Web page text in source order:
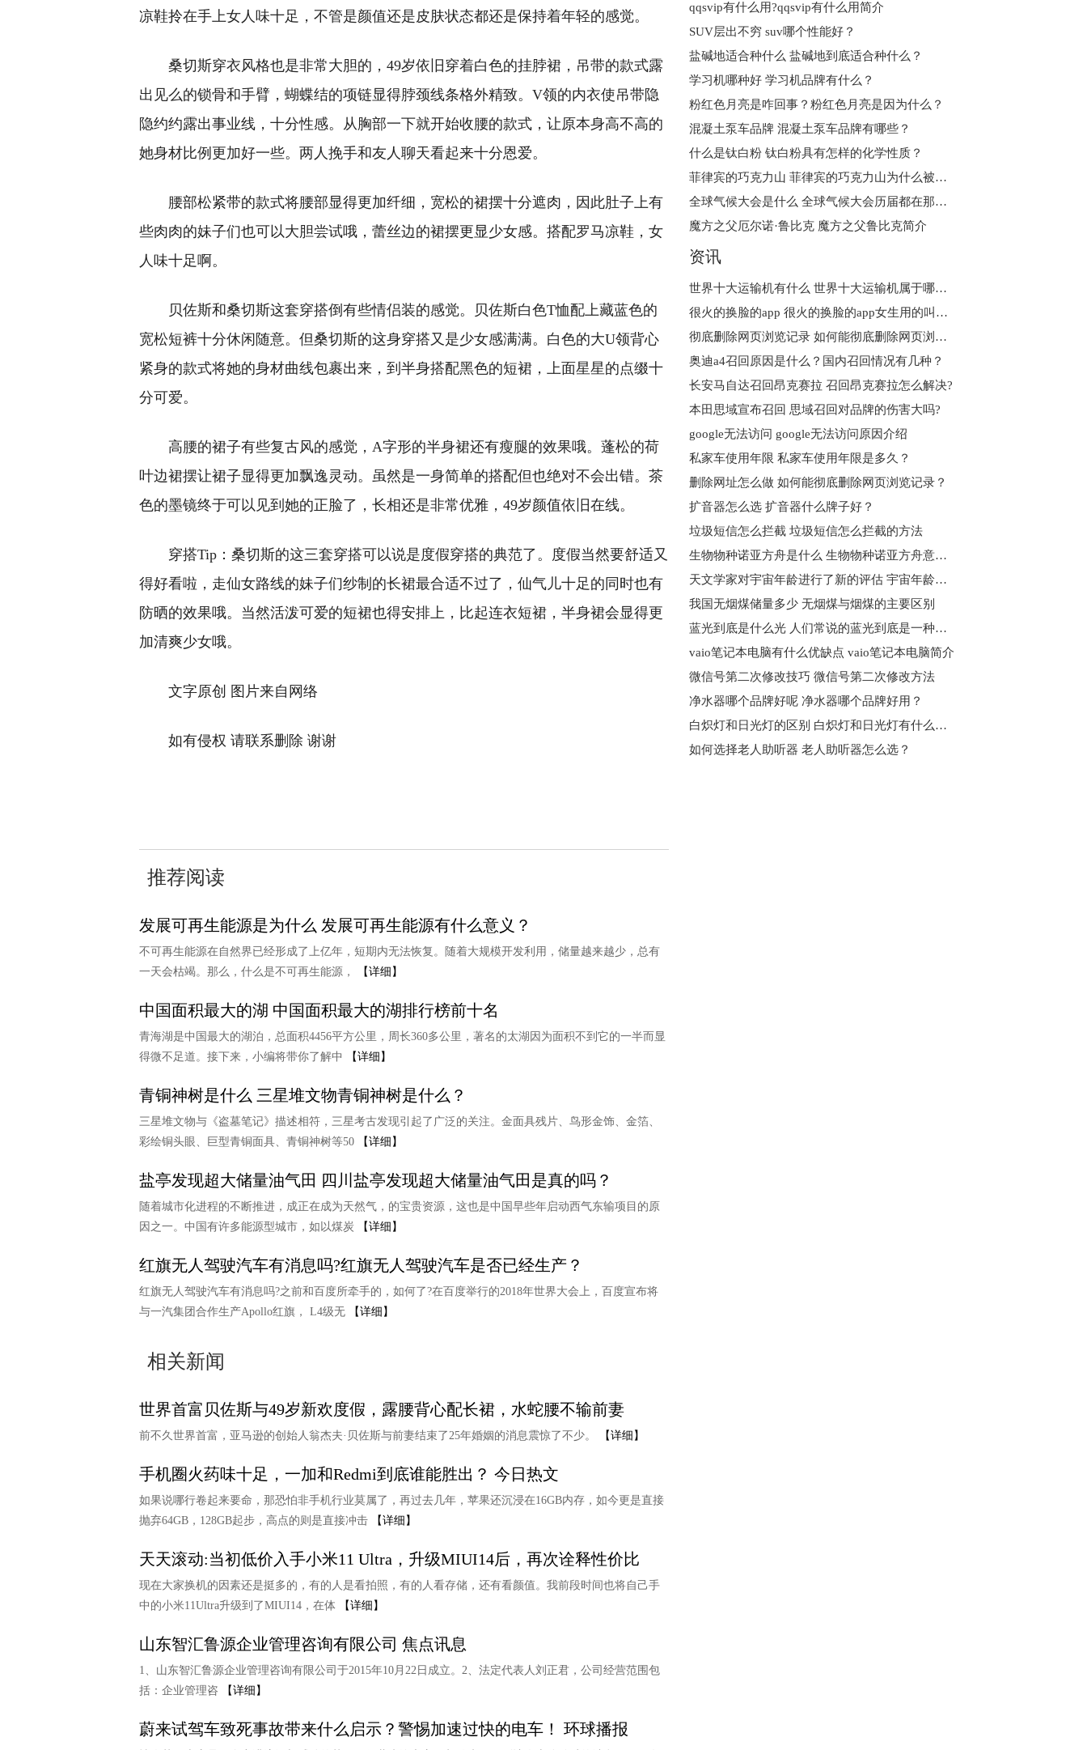
凉鞋拎在手上女人味十足，不管是颜值还是皮肤状态都还是保持着年轻的感觉。
桑切斯穿衣风格也是非常大胆的，49岁依旧穿着白色的挂脖裙，吊带的款式露
出见么的锁骨和手臂，蝴蝶结的项链显得脖颈线条格外精致。V领的内衣使吊带隐
隐约约露出事业线，十分性感。从胸部一下就开始收腰的款式，让原本身高不高的
她身材比例更加好一些。两人挽手和友人聊天看起来十分恩爱。
腰部松紧带的款式将腰部显得更加纤细，宽松的裙摆十分遮肉，因此肚子上有
些肉肉的妹子们也可以大胆尝试哦，蕾丝边的裙摆更显少女感。搭配罗马凉鞋，女
人味十足啊。
贝佐斯和桑切斯这套穿搭倒有些情侣装的感觉。贝佐斯白色T恤配上藏蓝色的
宽松短裤十分休闲随意。但桑切斯的这身穿搭又是少女感满满。白色的大U领背心
紧身的款式将她的身材曲线包裹出来，到半身搭配黑色的短裙，上面星星的点缀十
分可爱。
高腰的裙子有些复古风的感觉，A字形的半身裙还有瘦腿的效果哦。蓬松的荷
叶边裙摆让裙子显得更加飘逸灵动。虽然是一身简单的搭配但也绝对不会出错。茶
色的墨镜终于可以见到她的正脸了，长相还是非常优雅，49岁颜值依旧在线。
穿搭Tip：桑切斯的这三套穿搭可以说是度假穿搭的典范了。度假当然要舒适又
得好看啦，走仙女路线的妹子们纱制的长裙最合适不过了，仙气儿十足的同时也有
防晒的效果哦。当然活泼可爱的短裙也得安排上，比起连衣短裙，半身裙会显得更
加清爽少女哦。
文字原创 图片来自网络
如有侵权 请联系删除 谢谢
推荐阅读
发展可再生能源是为什么 发展可再生能源有什么意义？
不可再生能源在自然界已经形成了上亿年，短期内无法恢复。随着大规模开发利用，储量越来越少，总有
一天会枯竭。那么，什么是不可再生能源，
【详细】
中国面积最大的湖 中国面积最大的湖排行榜前十名
青海湖是中国最大的湖泊，总面积4456平方公里，周长360多公里，著名的太湖因为面积不到它的一半而显
得微不足道。接下来，小编将带你了解中
【详细】
青铜神树是什么 三星堆文物青铜神树是什么？
三星堆文物与《盗墓笔记》描述相符，三星考古发现引起了广泛的关注。金面具残片、鸟形金饰、金箔、
彩绘铜头眼、巨型青铜面具、青铜神树等50
【详细】
盐亭发现超大储量油气田 四川盐亭发现超大储量油气田是真的吗？
随着城市化进程的不断推进，成正在成为天然气，的宝贵资源，这也是中国早些年启动西气东输项目的原
因之一。中国有许多能源型城市，如以煤炭
【详细】
红旗无人驾驶汽车有消息吗?红旗无人驾驶汽车是否已经生产？
红旗无人驾驶汽车有消息吗?之前和百度所牵手的，如何了?在百度举行的2018年世界大会上，百度宣布将
与一汽集团合作生产Apollo红旗， L4级无
【详细】
相关新闻
世界首富贝佐斯与49岁新欢度假，露腰背心配长裙，水蛇腰不输前妻
前不久世界首富，亚马逊的创始人翁杰夫·贝佐斯与前妻结束了25年婚姻的消息震惊了不少。 【详细】
手机圈火药味十足，一加和Redmi到底谁能胜出？ 今日热文
如果说哪行卷起来要命，那恐怕非手机行业莫属了，再过去几年，苹果还沉浸在16GB内存，如今更是直接
抛弃64GB，128GB起步，高点的则是直接冲击
【详细】
天天滚动:当初低价入手小米11 Ultra，升级MIUI14后，再次诠释性价比
现在大家换机的因素还是挺多的，有的人是看拍照，有的人看存储，还有看颜值。我前段时间也将自己手
中的小米11Ultra升级到了MIUI14，在体
【详细】
山东智汇鲁源企业管理咨询有限公司 焦点讯息
1、山东智汇鲁源企业管理咨询有限公司于2015年10月22日成立。2、法定代表人刘正君，公司经营范围包
括：企业管理咨
【详细】
蔚来试驾车致死事故带来什么启示？警惕加速过快的电车！ 环球播报
qqsvip有什么用?qqsvip有什么用简介
SUV层出不穷 suv哪个性能好？
盐碱地适合种什么 盐碱地到底适合种什么？
学习机哪种好 学习机品牌有什么？
粉红色月亮是咋回事？粉红色月亮是因为什么？
混凝土泵车品牌 混凝土泵车品牌有哪些？
什么是钛白粉 钛白粉具有怎样的化学性质？
菲律宾的巧克力山 菲律宾的巧克力山为什么被说是第八大奇迹？
全球气候大会是什么 全球气候大会历届都在那举行的？
魔方之父厄尔诺·鲁比克 魔方之父鲁比克简介
资讯
世界十大运输机有什么 世界十大运输机属于哪个国家？
很火的换脸的app 很火的换脸的app女生用的叫什么?
彻底删除网页浏览记录 如何能彻底删除网页浏览记录？
奥迪a4召回原因是什么？国内召回情况有几种？
长安马自达召回昂克赛拉 召回昂克赛拉怎么解决?
本田思域宣布召回 思域召回对品牌的伤害大吗?
google无法访问 google无法访问原因介绍
私家车使用年限 私家车使用年限是多久？
删除网址怎么做 如何能彻底删除网页浏览记录？
扩音器怎么选 扩音器什么牌子好？
垃圾短信怎么拦截 垃圾短信怎么拦截的方法
生物物种诺亚方舟是什么 生物物种诺亚方舟意义何在？
天文学家对宇宙年龄进行了新的评估 宇宙年龄到底是什么？
我国无烟煤储量多少 无烟煤与烟煤的主要区别
蓝光到底是什么光 人们常说的蓝光到底是一种什么光
vaio笔记本电脑有什么优缺点 vaio笔记本电脑简介
微信号第二次修改技巧 微信号第二次修改方法
净水器哪个品牌好呢 净水器哪个品牌好用？
白炽灯和日光灯的区别 白炽灯和日光灯有什么不一样？
如何选择老人助听器 老人助听器怎么选？